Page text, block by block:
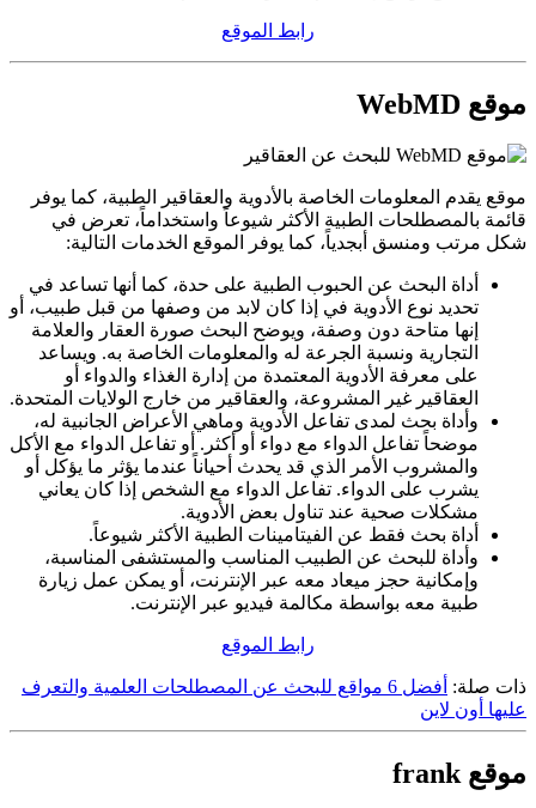
رابط الموقع
موقع WebMD
موقع يقدم المعلومات الخاصة بالأدوية والعقاقير الطبية، كما يوفر
قائمة بالمصطلحات الطبية الأكثر شيوعاً واستخداماً، تعرض في
شكل مرتب ومنسق أبجدياً، كما يوفر الموقع الخدمات التالية:
أداة البحث عن الحبوب الطبية على حدة، كما أنها تساعد في
تحديد نوع الأدوية في إذا كان لابد من وصفها من قبل طبيب، أو
إنها متاحة دون وصفة، ويوضح البحث صورة العقار والعلامة
التجارية ونسبة الجرعة له والمعلومات الخاصة به. ويساعد
على معرفة الأدوية المعتمدة من إدارة الغذاء والدواء أو
العقاقير غير المشروعة، والعقاقير من خارج الولايات المتحدة.
وأداة بحث لمدى تفاعل الأدوية وماهي الأعراض الجانبية له،
موضحاً تفاعل الدواء مع دواء أو أكثر. أو تفاعل الدواء مع الأكل
والمشروب الأمر الذي قد يحدث أحياناً عندما يؤثر ما يؤكل أو
يشرب على الدواء. تفاعل الدواء مع الشخص إذا كان يعاني
مشكلات صحية عند تناول بعض الأدوية.
أداة بحث فقط عن الفيتامينات الطبية الأكثر شيوعاً.
وأداة للبحث عن الطبيب المناسب والمستشفى المناسبة،
وإمكانية حجز ميعاد معه عبر الإنترنت، أو يمكن عمل زيارة
طبية معه بواسطة مكالمة فيديو عبر الإنترنت.
رابط الموقع
ذات صلة:
أفضل 6 مواقع للبحث عن المصطلحات العلمية والتعرف
عليها أون لاين
موقع frank